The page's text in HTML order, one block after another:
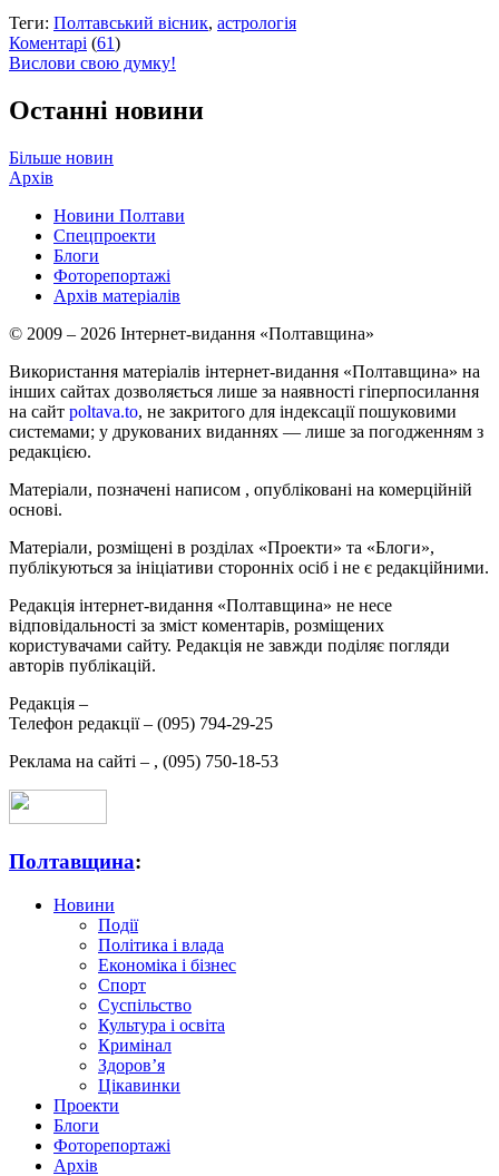
Теги: Полтавський вісник, астрологія
Коментарі (61)
Вислови свою думку!
Останні новини
Більше новин
Архів
Новини Полтави
Спецпроекти
Блоги
Фоторепортажі
Архів матеріалів
© 2009 – 2026 Інтернет-видання «Полтавщина»
Використання матеріалів інтернет-видання «Полтавщина» на
інших сайтах дозволяється лише за наявності гіперпосилання
на сайт poltava.to, не закритого для індексації пошуковими
системами; у друкованих виданнях — лише за погодженням з
редакцією.
Матеріали, позначені написом , опубліковані на комерційній
основі.
Матеріали, розміщені в розділах «Проекти» та «Блоги»,
публікуються за ініціативи сторонніх осіб і не є редакційними.
Редакція інтернет-видання «Полтавщина» не несе
відповідальності за зміст коментарів, розміщених
користувачами сайту. Редакція не завжди поділяє погляди
авторів публікацій.
Редакція –
Телефон редакції – (095) 794-29-25
Реклама на сайті – , (095) 750-18-53
Полтавщина:
Новини
Події
Політика і влада
Економіка і бізнес
Спорт
Суспільство
Культура і освіта
Кримінал
Здоров’я
Цікавинки
Проекти
Блоги
Фоторепортажі
Архів